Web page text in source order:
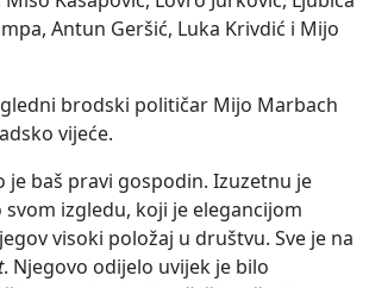
Antun Geršić, Luka Krivdić i Mijo
brodski političar Mijo Marbach
vijeće.
je baš pravi gospodin. Izuzetnu je
izgledu, koji je elegancijom
visoki položaj u društvu. Sve je na
. Njegovo odijelo uvijek je bilo